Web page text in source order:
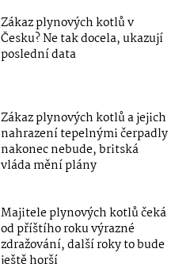
Zákaz plynových kotlů v
Česku? Ne tak docela, ukazují
poslední data
Zákaz plynových kotlů a jejich
nahrazení tepelnými čerpadly
nakonec nebude, britská
vláda mění plány
Majitele plynových kotlů čeká
od příštího roku výrazné
zdražování, další roky to bude